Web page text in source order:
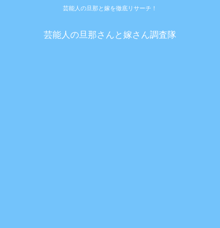
芸能人の旦那と嫁を徹底リサーチ！
芸能人の旦那さんと嫁さん調査隊